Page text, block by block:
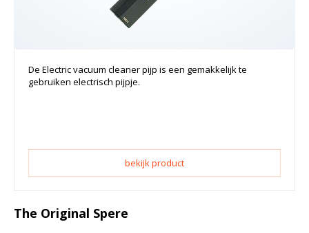
De Electric vacuum cleaner pijp is een gemakkelijk te
gebruiken electrisch pijpje.
bekijk product
The Original Spere